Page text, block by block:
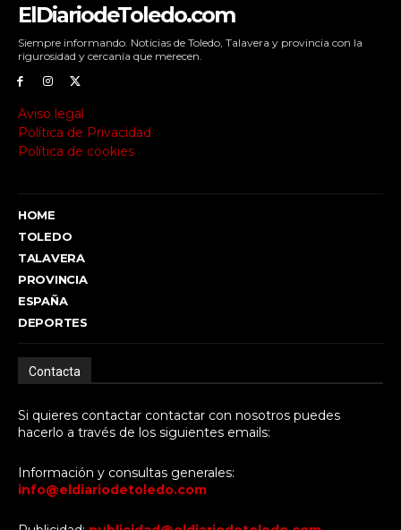
ElDiariodeToledo.com
Siempre informando. Noticias de Toledo, Talavera y provincia con la
rigurosidad y cercanía que merecen.
Aviso legal
Política de Privacidad
Política de cookies
HOME
TOLEDO
TALAVERA
PROVINCIA
ESPAÑA
DEPORTES
Contacta
Si quieres contactar contactar con nosotros puedes
hacerlo a través de los siguientes emails:
Información y consultas generales:
info@eldiariodetoledo.com